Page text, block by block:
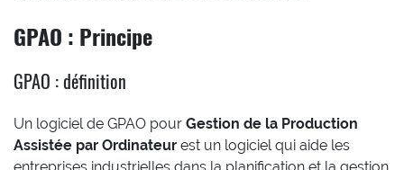
GPAO : Principe
GPAO : définition
Un logiciel de GPAO pour Gestion de la Production
Assistée par Ordinateur est un logiciel qui aide les